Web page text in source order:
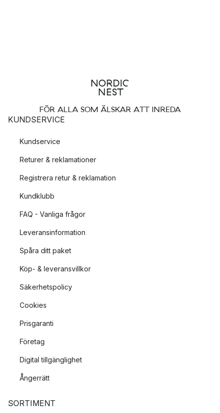
exempelvis kaffeburk
FÖR ALLA SOM ÄLSKAR ATT INREDA
KUNDSERVICE
Kundservice
Returer & reklamationer
Registrera retur & reklamation
Kundklubb
FAQ - Vanliga frågor
Leveransinformation
Spåra ditt paket
Köp- & leveransvillkor
Säkerhetspolicy
Cookies
Prisgaranti
Företag
Digital tillgänglighet
Ångerrätt
SORTIMENT